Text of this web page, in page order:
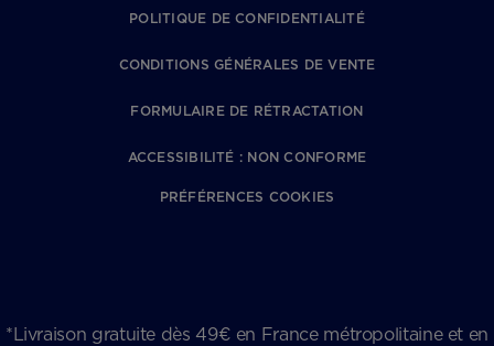
POLITIQUE DE CONFIDENTIALITÉ
CONDITIONS GÉNÉRALES DE VENTE
FORMULAIRE DE RÉTRACTATION
ACCESSIBILITÉ : NON CONFORME
PRÉFÉRENCES COOKIES
*Livraison gratuite dès 49€ en France métropolitaine et en